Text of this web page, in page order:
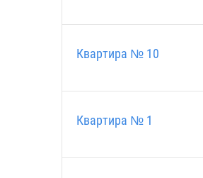
Квартира № 10
Квартира № 1